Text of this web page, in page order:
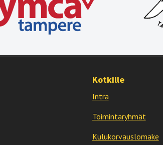
Kotkille
Intra
Toimintaryhmät
Kulukorvauslomake